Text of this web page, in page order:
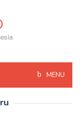
MENU